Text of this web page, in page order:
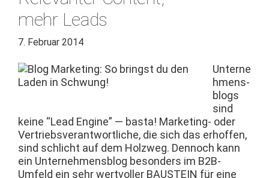
mehr Leads
7. Februar 2014
Unterne
hmens­
blogs
sind
keine “Lead Engine” — bas­ta! Mar­ket­ing- oder
Ver­trieb­sver­ant­wortliche, die sich das erhof­fen,
sind schlicht auf dem Holzweg. Den­noch kann
ein Unternehmens­blog beson­ders im B2B-
Umfeld ein sehr wertvoller BAUSTEIN für eine